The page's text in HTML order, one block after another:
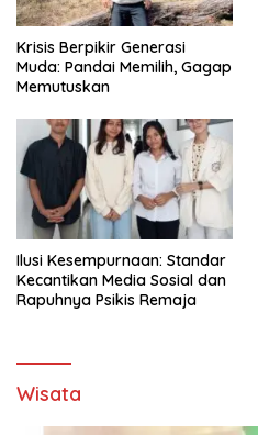
Krisis Berpikir Generasi
Muda: Pandai Memilih, Gagap
Memutuskan
Ilusi Kesempurnaan: Standar
Kecantikan Media Sosial dan
Rapuhnya Psikis Remaja
Wisata